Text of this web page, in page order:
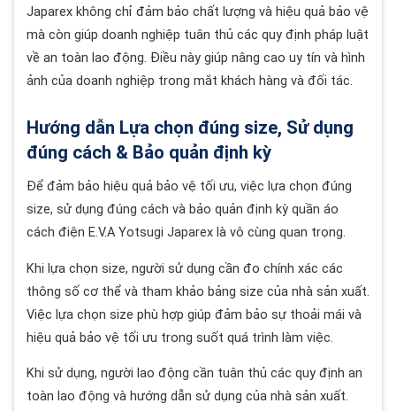
Japarex không chỉ đảm bảo chất lượng và hiệu quả bảo vệ
mà còn giúp doanh nghiệp tuân thủ các quy định pháp luật
về an toàn lao động. Điều này giúp nâng cao uy tín và hình
ảnh của doanh nghiệp trong mắt khách hàng và đối tác.
Hướng dẫn Lựa chọn đúng size, Sử dụng
đúng cách & Bảo quản định kỳ
Để đảm bảo hiệu quả bảo vệ tối ưu, việc lựa chọn đúng
size, sử dụng đúng cách và bảo quản định kỳ quần áo
cách điện E.V.A Yotsugi Japarex là vô cùng quan trọng.
Khi lựa chọn size, người sử dụng cần đo chính xác các
thông số cơ thể và tham khảo bảng size của nhà sản xuất.
Việc lựa chọn size phù hợp giúp đảm bảo sự thoải mái và
hiệu quả bảo vệ tối ưu trong suốt quá trình làm việc.
Khi sử dụng, người lao động cần tuân thủ các quy định an
toàn lao động và hướng dẫn sử dụng của nhà sản xuất.